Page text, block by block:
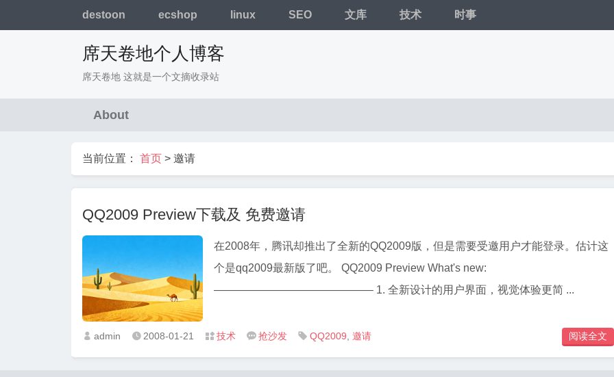
destoon ecshop linux SEO 文库 技术 时事
席天卷地个人博客
席天卷地 这就是一个文摘收录站
About
当前位置： 首页 > 邀请
QQ2009 Preview下载及 免费邀请
在2008年，腾讯却推出了全新的QQ2009版，但是需要受邀用户才能登录。估计这
个是qq2009最新版了吧。 QQ2009 Preview What's new:
——————————————– 1. 全新设计的用户界面，视觉体验更简 ...
 admin  2008-01-21  技术  抢沙发  QQ2009 邀请 阅读全文